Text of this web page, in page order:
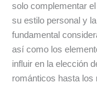
solo complementar
su estilo personal y
fundamental
así como los
influir en la elección
románticos hasta los